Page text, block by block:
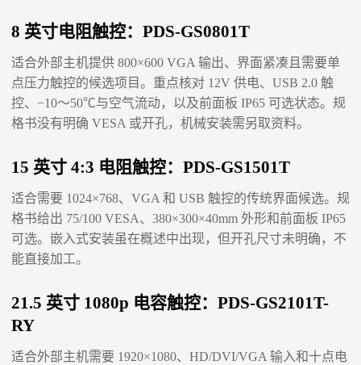
8 英寸电阻触控：PDS-GS0801T
适合外部主机提供 800×600 VGA 输出、界面紧凑且需要单
点压力触控的候选项目。重点核对 12V 供电、USB 2.0 触
控、−10～50℃与空气流动，以及前面板 IP65 可选状态。规
格书没有明确 VESA 或开孔，机械安装需另取资料。
15 英寸 4:3 电阻触控：PDS-GS1501T
适合需要 1024×768、VGA 和 USB 触控的传统界面候选。规
格书给出 75/100 VESA、380×300×40mm 外形和前面板 IP65
可选。嵌入式安装虽在概述中出现，但开孔尺寸未明确，不
能直接加工。
21.5 英寸 1080p 电容触控：PDS-GS2101T-
RY
适合外部主机需要 1920×1080、HD/DVI/VGA 输入和十点电